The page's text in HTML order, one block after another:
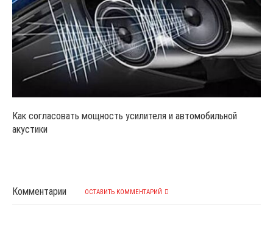
Как согласовать мощность усилителя и автомобильной
акустики
Комментарии ОСТАВИТЬ КОММЕНТАРИЙ